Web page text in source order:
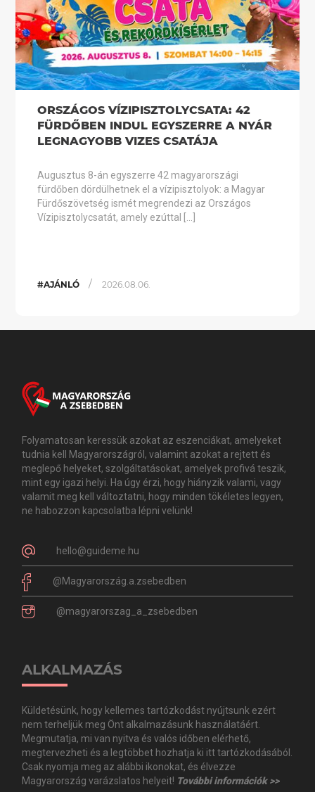
ORSZÁGOS VÍZIPISZTOLYCSATA: 42
FÜRDŐBEN INDUL EGYSZERRE A NYÁR
LEGNAGYOBB VIZES CSATÁJA
Augusztus 8-án egyszerre 42 magyarországi
fürdőben dördülhetnek el a vízipisztolyok: a Magyar
Fürdőszövetség ismét megrendezi az Országos
Vízipisztolycsatát, amely ezúttal […]
#AJÁNLÓ / 2026.08.06.
Folyamatosan keressük azokat az eszenciákat, amelyeket
tudnia kell Magyarországról, valamint azokat a rejtett és
meglepő helyeket, szolgáltatásokat, amelyek profivá teszik,
mint egy igazi helyi. Ha úgy érzi, hogy hiányzik valami, vagy
valamit meg kell változtatni, hogy minden tökéletes legyen,
ne habozzon kapcsolatba lépni velünk!
hello@guideme.hu
@Magyarország.a.zsebedben
@magyarorszag_a_zsebedben
ALKALMAZÁS
Küldetésünk, hogy kellemes tartózkodást nyújtsunk ezért
nem terheljük meg Önt alkalmazásunk használatáért.
Megmutatja, mi van nyitva és valós időben elérhető,
megtervezheti és a legtöbbet hozhatja ki itt tartózkodásából.
Csak nyomja meg az alábbi ikonokat, és élvezze
Magyarország varázslatos helyeit! További információk >>